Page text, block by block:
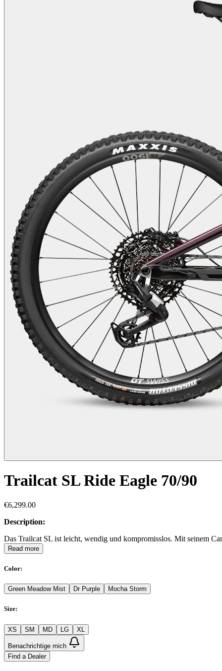
Trailcat SL Ride Eagle 70/90
€6,299.00
Description:
Das Trailcat SL ist leicht, wendig und kompromisslos. Mit seinem
Read more
Color:
Green Meadow Mist Dr Purple Mocha Storm
Size:
XS SM MD LG XL
Benachrichtige mich
Find a Dealer